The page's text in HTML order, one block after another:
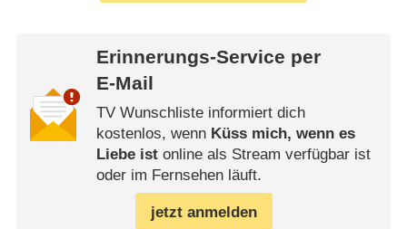
Erinnerungs-Service per
E-Mail
TV Wunschliste informiert dich
kostenlos, wenn Küss mich, wenn es
Liebe istonline als Stream verfügbar ist
oder im Fernsehen läuft.
jetzt anmelden